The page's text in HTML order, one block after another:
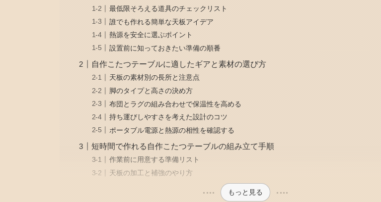
最低限そろえる道具のチェックリスト
誰でも作れる簡単な天板アイデア
熱源を安全に選ぶポイント
設置前に知っておきたい準備の順番
自作こたつテーブルに適したギアと素材の選び方
天板の素材別の長所と注意点
脚のタイプと高さの決め方
布団とラグの組み合わせで保温性を高める
持ち運びしやすさを考えた設計のコツ
ポータブル電源と熱源の相性を確認する
短時間で作れる自作こたつテーブルの組み立て手順
作業前に用意する準備リスト
天板の加工と補強のやり方
もっと見る